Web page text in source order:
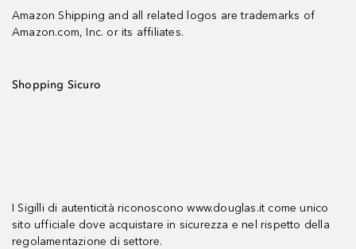
Amazon Shipping and all related logos are trademarks of
Amazon.com, Inc. or its affiliates.
Shopping Sicuro
I Sigilli di autenticità riconoscono www.douglas.it come unico
sito ufficiale dove acquistare in sicurezza e nel rispetto della
regolamentazione di settore.